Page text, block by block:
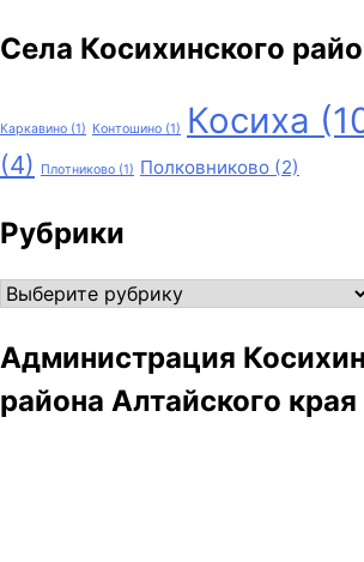
Села Косихинского
Каркавино (1) Контошино (1) Косиха
(4)
Плотниково (1) Полковниково (2)
Рубрики
Рубрики
Администрация
района Алтайского края